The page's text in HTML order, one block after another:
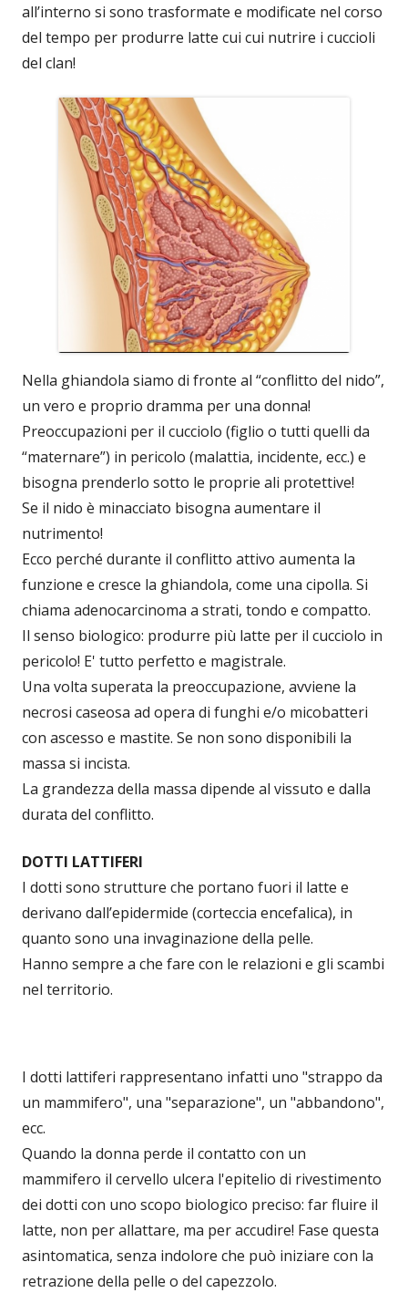
all’interno si sono trasformate e modificate nel corso
del tempo per produrre latte cui cui nutrire i cuccioli
del clan!
Nella ghiandola siamo di fronte al “conflitto del nido”,
un vero e proprio dramma per una donna!
Preoccupazioni per il cucciolo (figlio o tutti quelli da
“maternare”) in pericolo (malattia, incidente, ecc.) e
bisogna prenderlo sotto le proprie ali protettive!
Se il nido è minacciato bisogna aumentare il
nutrimento!
Ecco perché durante il conflitto attivo aumenta la
funzione e cresce la ghiandola, come una cipolla. Si
chiama adenocarcinoma a strati, tondo e compatto.
Il senso biologico: produrre più latte per il cucciolo in
pericolo! E' tutto perfetto e magistrale.
Una volta superata la preoccupazione, avviene la
necrosi caseosa ad opera di funghi e/o micobatteri
con ascesso e mastite. Se non sono disponibili la
massa si incista.
La grandezza della massa dipende al vissuto e dalla
durata del conflitto.
DOTTI LATTIFERI
I dotti sono strutture che portano fuori il latte e
derivano dall’epidermide (corteccia encefalica), in
quanto sono una invaginazione della pelle.
Hanno sempre a che fare con le relazioni e gli scambi
nel territorio.
I dotti lattiferi rappresentano infatti uno "strappo da
un mammifero", una "separazione", un "abbandono",
ecc.
Quando la donna perde il contatto con un
mammifero il cervello ulcera l'epitelio di rivestimento
dei dotti con uno scopo biologico preciso: far fluire il
latte, non per allattare, ma per accudire! Fase questa
asintomatica, senza indolore che può iniziare con la
retrazione della pelle o del capezzolo.